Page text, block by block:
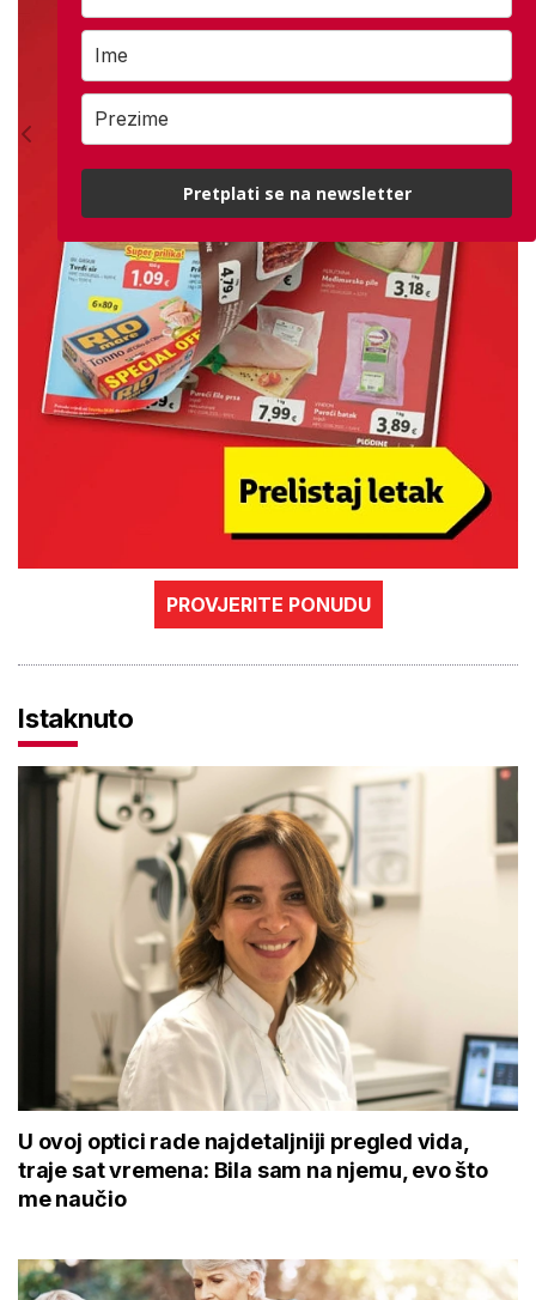
PROVJERITE PONUDU
Istaknuto
U ovoj optici rade najdetaljniji pregled vida,
traje sat vremena: Bila sam na njemu, evo što
me naučio
Pretplati se na newsletter